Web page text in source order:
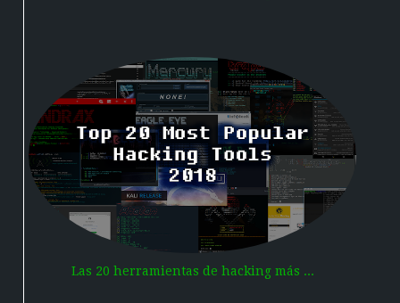
Las 20 herramientas de hacking más ...